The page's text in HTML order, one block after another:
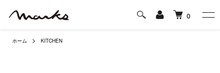
0
ホーム KITCHEN